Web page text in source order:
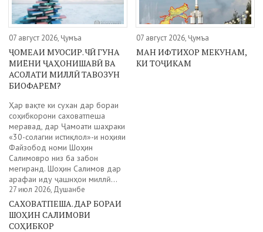
07 август 2026, Ҷумъа
ҶОМЕАИ МУОСИР. ЧӢ ГУНА
МИЁНИ ҶАҲОНИШАВӢ ВА
АСОЛАТИ МИЛЛӢ ТАВОЗУН
БИОФАРЕМ?
07 август 2026, Ҷумъа
МАН ИФТИХОР МЕКУНАМ,
КИ ТОҶИКАМ
Ҳар вақте ки сухан дар бораи
соҳибкорони саховатпеша
меравад, дар Ҷамоати шаҳраки
«30-солагии истиқлол»-и ноҳияи
Файзобод номи Шоҳин
Салимовро низ ба забон
мегиранд. Шоҳин Салимов дар
арафаи иду ҷашнҳои миллӣ...
27 июл 2026, Душанбе
САХОВАТПЕША. ДАР БОРАИ
ШОҲИН САЛИМОВИ
СОҲИБКОР